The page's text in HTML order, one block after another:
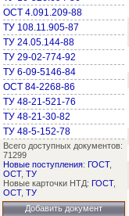
ОСТ 4.091.209-88
ТУ 108.11.905-87
ТУ 24.05.144-88
ТУ 29-02-774-92
ТУ 6-09-5146-84
ОСТ 84-2268-86
ТУ 48-21-521-76
ТУ 48-21-30-82
ТУ 48-5-152-78
Всего доступных документов:
71299
Новые поступления: ГОСТ,
ОСТ, ТУ
Новые карточки НТД: ГОСТ,
ОСТ, ТУ
Добавить документ